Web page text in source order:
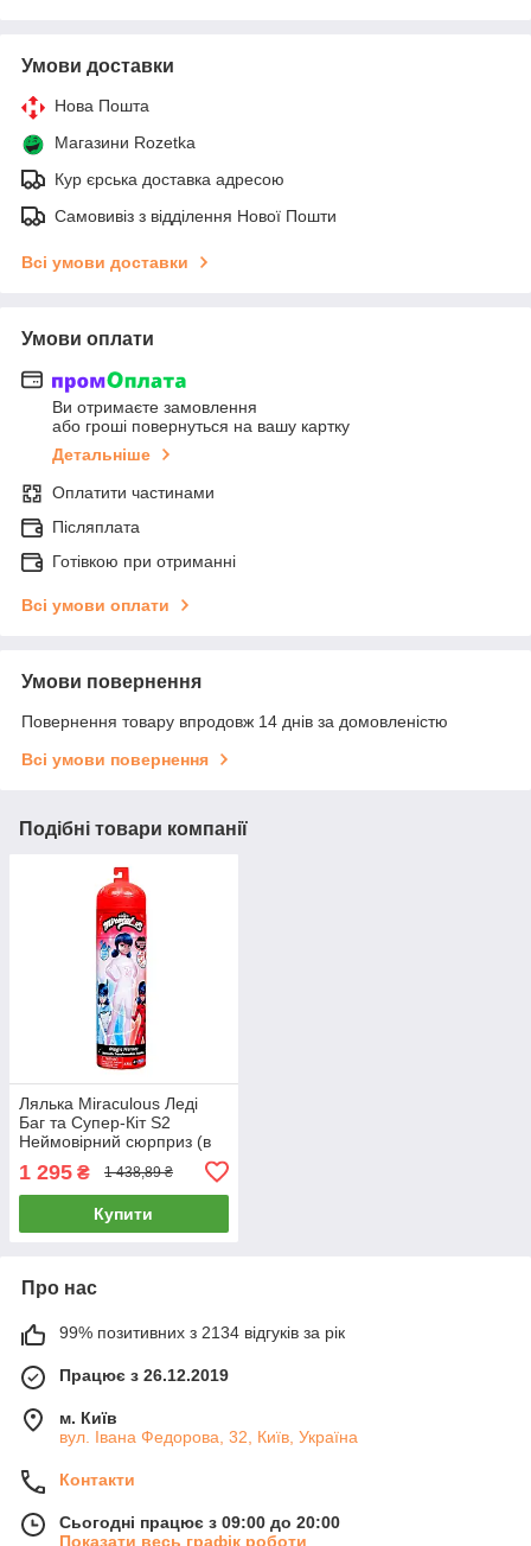
Умови доставки
Нова Пошта
Магазини Rozetka
Кур єрська доставка адресою
Самовивіз з відділення Нової Пошти
Всі умови доставки
Умови оплати
Ви отримаєте замовлення
або гроші повернуться на вашу картку
Детальніше
Оплатити частинами
Післяплата
Готівкою при отриманні
Всі умови оплати
Умови повернення
Повернення товару впродовж 14 днів за домовленістю
Всі умови повернення
Подібні товари компанії
Лялька Miraculous Леді
Баг та Супер-Кіт S2
Неймовірний сюрприз (в
1 295 ₴ 1 438,89 ₴
Купити
Про нас
99% позитивних з 2134 відгуків за рік
Працює з 26.12.2019
м. Київ
вул. Івана Федорова, 32, Київ, Україна
Контакти
Сьогодні працює з 09:00 до 20:00
Показати весь графік роботи